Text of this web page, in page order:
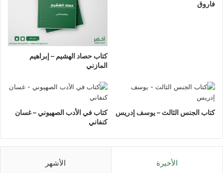
فاروق
كتاب حصاد الهشيم – إبراهيم
المازني
كتاب الجنس الثالث – يوسف إدريس
كتاب في الأدب الصهيوني – غسان
كنفاني
الأخيرة الأشهر